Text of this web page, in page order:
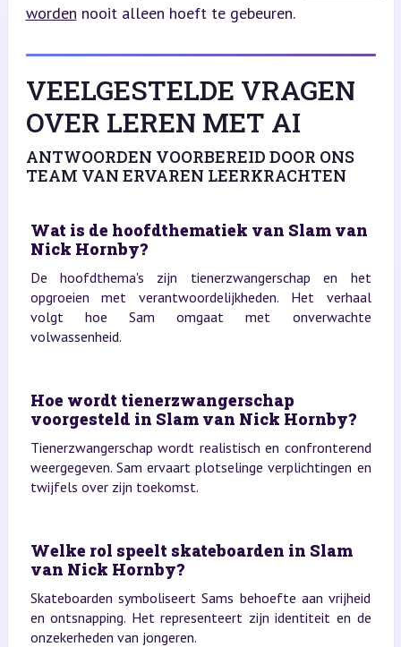
worden nooit alleen hoeft te gebeuren.
VEELGESTELDE VRAGEN
OVER LEREN MET AI
ANTWOORDEN VOORBEREID DOOR ONS
TEAM VAN ERVAREN LEERKRACHTEN
Wat is de hoofdthematiek van Slam van
Nick Hornby?
De hoofdthema's zijn tienerzwangerschap en het
opgroeien met verantwoordelijkheden. Het verhaal
volgt hoe Sam omgaat met onverwachte
volwassenheid.
Hoe wordt tienerzwangerschap
voorgesteld in Slam van Nick Hornby?
Tienerzwangerschap wordt realistisch en confronterend
weergegeven. Sam ervaart plotselinge verplichtingen en
twijfels over zijn toekomst.
Welke rol speelt skateboarden in Slam
van Nick Hornby?
Skateboarden symboliseert Sams behoefte aan vrijheid
en ontsnapping. Het representeert zijn identiteit en de
onzekerheden van jongeren.